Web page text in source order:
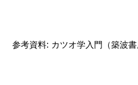
参考資料: カツオ学入門（築波書